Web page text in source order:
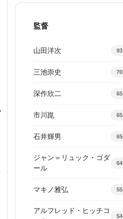
監督
山田洋次 93
三池崇史 70
深作欣二 65
市川崑 65
石井輝男 65
ジャン＝リュック・ゴダ
ール
64
マキノ雅弘 55
アルフレッド・ヒッチコ
54